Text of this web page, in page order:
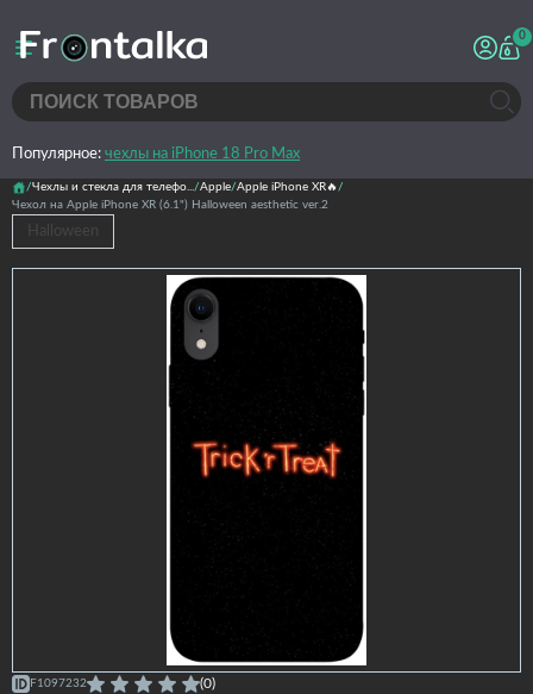
0
Популярное: чехлы на iPhone 18 Pro Max
Чехлы и стекла для телефо... Apple Apple iPhone XR🔥
Чехол на Apple iPhone XR (6.1") Halloween aesthetic ver.2
Halloween
F1097232 (0)